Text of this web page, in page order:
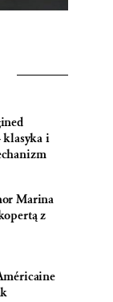
klasyka i
Marina
z